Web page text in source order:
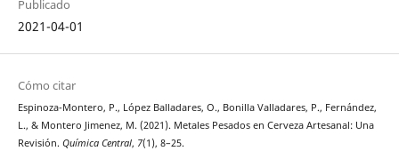
Publicado
2021-04-01
Cómo citar
Espinoza-Montero, P., López Balladares, O., Bonilla Valladares, P., Fernández,
L., & Montero Jimenez, M. (2021). Metales Pesados en Cerveza Artesanal: Una
Revisión. Química Central, 7(1), 8–25.